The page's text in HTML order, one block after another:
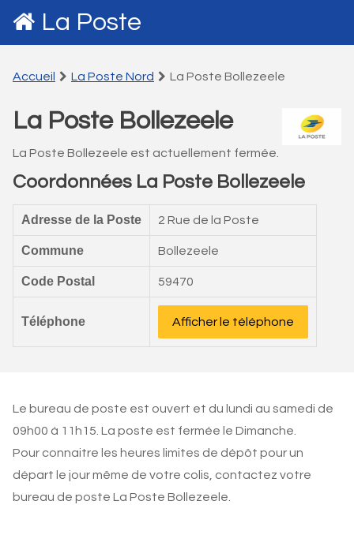
La Poste
Accueil La Poste Nord La Poste Bollezeele
La Poste Bollezeele
La Poste Bollezeele est actuellement fermée.
Coordonnées La Poste Bollezeele
Adresse de la Poste 2 Rue de la Poste
Commune Bollezeele
Code Postal 59470
Téléphone Afficher le téléphone
Le bureau de poste est ouvert et du lundi au samedi de
09h00 à 11h15. La poste est fermée le Dimanche.
Pour connaitre les heures limites de dépôt pour un
départ le jour même de votre colis, contactez votre
bureau de poste La Poste Bollezeele.